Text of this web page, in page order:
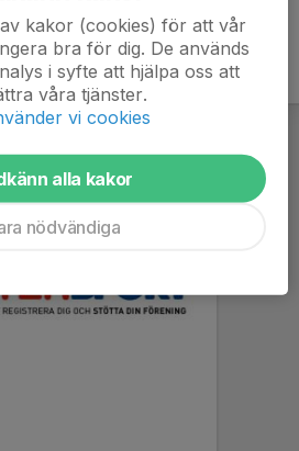
kakor (cookies) för att vår
bra för dig. De används
i syfte att hjälpa oss att
våra tjänster.
vi cookies
alla kakor
nödvändiga